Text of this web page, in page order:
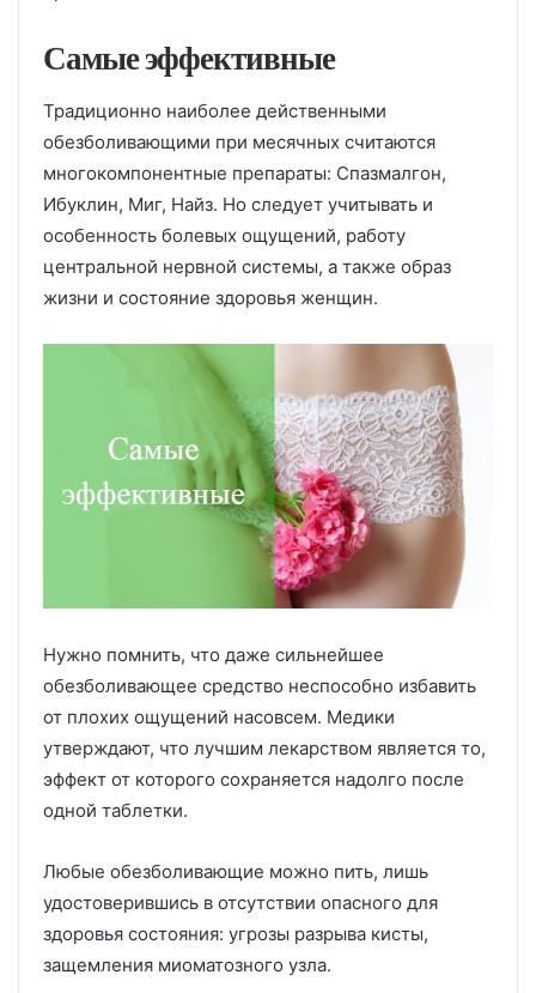
Самые эффективные
Традиционно наиболее действенными
обезболивающими при месячных считаются
многокомпонентные препараты: Спазмалгон,
Ибуклин, Миг, Найз. Но следует учитывать и
особенность болевых ощущений, работу
центральной нервной системы, а также образ
жизни и состояние здоровья женщин.
Нужно помнить, что даже сильнейшее
обезболивающее средство неспособно избавить
от плохих ощущений насовсем. Медики
утверждают, что лучшим лекарством является то,
эффект от которого сохраняется надолго после
одной таблетки.
Любые обезболивающие можно пить, лишь
удостоверившись в отсутствии опасного для
здоровья состояния: угрозы разрыва кисты,
защемления миоматозного узла.